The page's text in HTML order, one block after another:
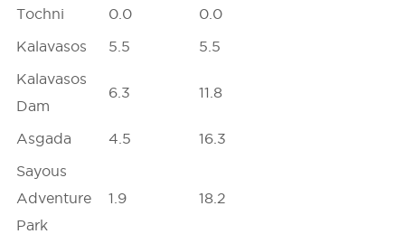
Tochni
0.0
0.0
Kalavasos
5.5
5.5
Kalavasos
Dam
6.3 11.8
Asgada 4.5
16.3
Sayous
Adventure
Park
1.9 18.2